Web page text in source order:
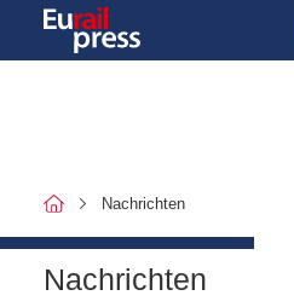
Nachrichten
Nachrichten